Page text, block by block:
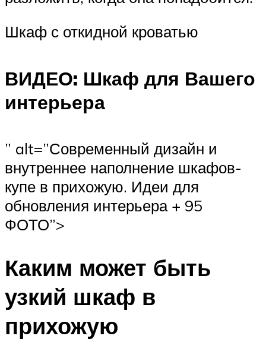
Шкаф с откидной кроватью
ВИДЕО: Шкаф для Вашего
интерьера
” alt=”Современный дизайн и
внутреннее наполнение шкафов-
купе в прихожую. Идеи для
обновления интерьера + 95
ФОТО”>
Каким может быть
узкий шкаф в
прихожую